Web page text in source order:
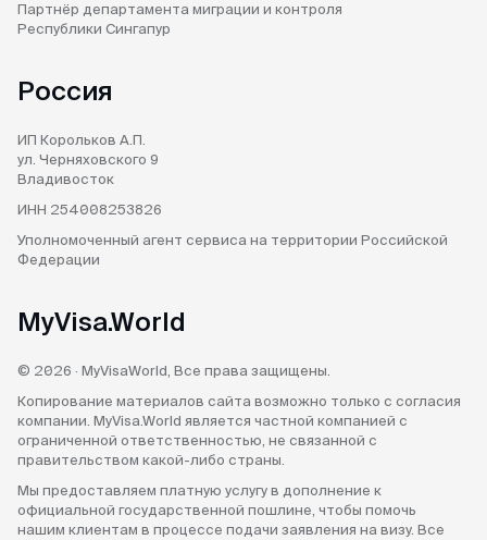
Партнёр департамента миграции и контроля
Республики Сингапур
Россия
ИП Корольков А.П.
ул. Черняховского 9
Владивосток
ИНН 254008253826
Уполномоченный агент сервиса на территории Российской
Федерации
MyVisa.World
© 2026 · MyVisaWorld, Все права защищены.
Копирование материалов сайта возможно только с согласия
компании. MyVisa.World является частной компанией с
ограниченной ответственностью, не связанной с
правительством какой-либо страны.
Мы предоставляем платную услугу в дополнение к
официальной государственной пошлине, чтобы помочь
нашим клиентам в процессе подачи заявления на визу. Все